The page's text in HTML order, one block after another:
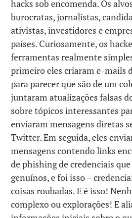
hacks sob encomenda. Os
burocratas, jornalistas,
ativistas, investidores e
países. Curiosamente, os
ferramentas realmente
primeiro eles criaram e-mails
para parecer que são de um
juntaram atualizações falsas
sobre tópicos interessantes
enviaram mensagens diretas
Twitter. Em seguida, eles
mensagens contendo links
de phishing de credenciais
genuínos, e foi isso –
coisas roubadas. E é isso!
complexo ou explorações! E